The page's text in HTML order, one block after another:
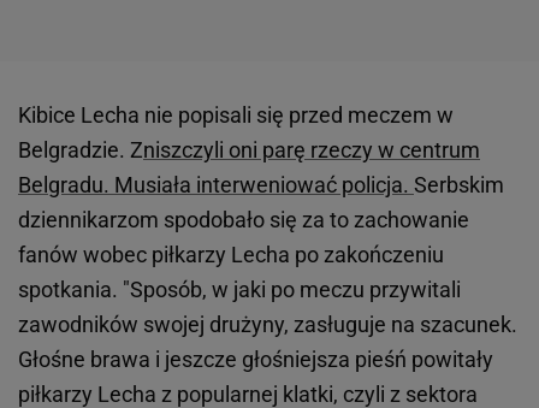
Kibice Lecha nie popisali się przed meczem w
Belgradzie. Zniszczyli oni parę rzeczy w centrum
Belgradu. Musiała interweniować policja. Serbskim
dziennikarzom spodobało się za to zachowanie
fanów wobec piłkarzy Lecha po zakończeniu
spotkania. "Sposób, w jaki po meczu przywitali
zawodników swojej drużyny, zasługuje na szacunek.
Głośne brawa i jeszcze głośniejsza pieśń powitały
piłkarzy Lecha z popularnej klatki, czyli z sektora